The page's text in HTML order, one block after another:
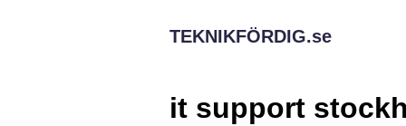
TEKNIKFÖRDIG.se
it support